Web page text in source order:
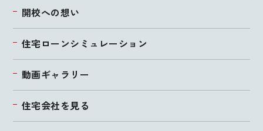
開校への想い
住宅ローンシミュレーション
動画ギャラリー
住宅会社を見る